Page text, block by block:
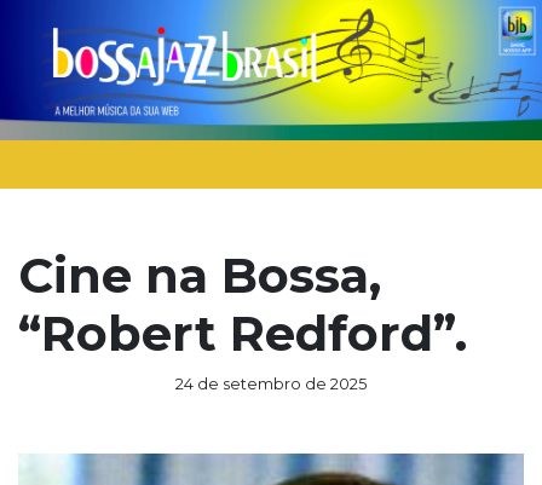
Cine na Bossa,
“Robert Redford”.
24 de setembro de 2025